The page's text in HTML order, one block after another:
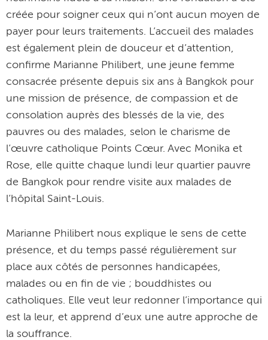
créée pour soigner ceux qui n’ont aucun moyen de
payer pour leurs traitements. L’accueil des malades
est également plein de douceur et d’attention,
confirme Marianne Philibert, une jeune femme
consacrée présente depuis six ans à Bangkok pour
une mission de présence, de compassion et de
consolation auprès des blessés de la vie, des
pauvres ou des malades, selon le charisme de
l’œuvre catholique Points Cœur. Avec Monika et
Rose, elle quitte chaque lundi leur quartier pauvre
de Bangkok pour rendre visite aux malades de
l’hôpital Saint-Louis.
Marianne Philibert nous explique le sens de cette
présence, et du temps passé régulièrement sur
place aux côtés de personnes handicapées,
malades ou en fin de vie ; bouddhistes ou
catholiques. Elle veut leur redonner l’importance qui
est la leur, et apprend d’eux une autre approche de
la souffrance.